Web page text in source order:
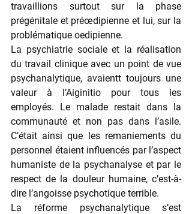
travaillions surtout sur la phase
prégénitale et préœdipienne et lui, sur la
problématique oedipienne.
La psychiatrie sociale et la réalisation
du travail clinique avec un point de vue
psychanalytique, avaientt toujours une
valeur à l’Aiginitio pour tous les
employés. Le malade restait dans la
communauté et non pas dans l’asile.
C’était ainsi que les remaniements du
personnel étaient influencés par l’aspect
humaniste de la psychanalyse et par le
respect de la douleur humaine, c’est-à-
dire l’angoisse psychotique terrible.
La réforme psychanalytique s’est